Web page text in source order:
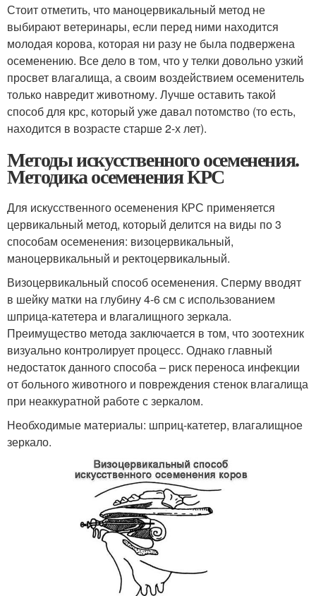
Стоит отметить, что маноцервикальный метод не
выбирают ветеринары, если перед ними находится
молодая корова, которая ни разу не была подвержена
осеменению. Все дело в том, что у телки довольно узкий
просвет влагалища, а своим воздействием осеменитель
только навредит животному. Лучше оставить такой
способ для крс, который уже давал потомство (то есть,
находится в возрасте старше 2-х лет).
Методы искусственного осеменения.
Методика осеменения КРС
Для искусственного осеменения КРС применяется
цервикальный метод, который делится на виды по 3
способам осеменения: визоцервикальный,
маноцервикальный и ректоцервикальный.
Визоцервикальный способ осеменения. Сперму вводят
в шейку матки на глубину 4-6 см с использованием
шприца-катетера и влагалищного зеркала.
Преимущество метода заключается в том, что зоотехник
визуально контролирует процесс. Однако главный
недостаток данного способа – риск переноса инфекции
от больного животного и повреждения стенок влагалища
при неаккуратной работе с зеркалом.
Необходимые материалы: шприц-катетер, влагалищное
зеркало.